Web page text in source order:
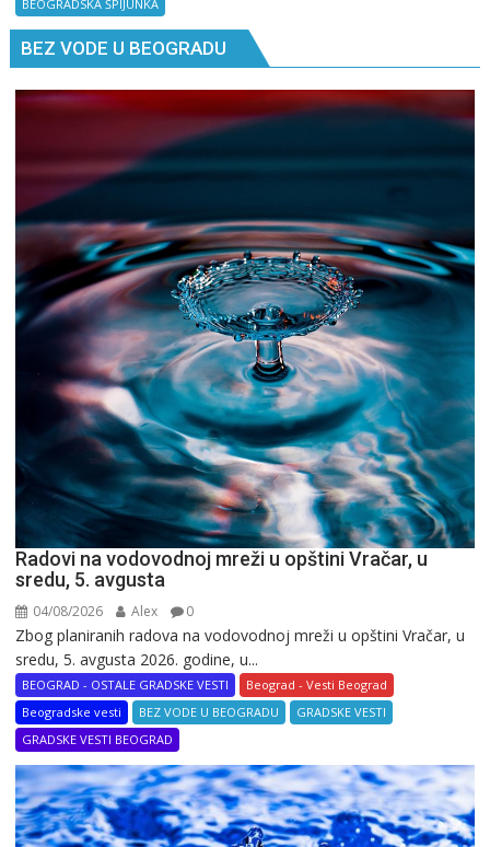
BEOGRADSKA ŠPIJUNKA
BEZ VODE U BEOGRADU
Radovi na vodovodnoj mreži u opštini Vračar, u
sredu, 5. avgusta
04/08/2026 Alex 0
Zbog planiranih radova na vodovodnoj mreži u opštini Vračar, u
sredu, 5. avgusta 2026. godine, u...
BEOGRAD - OSTALE GRADSKE VESTI
Beograd - Vesti Beograd
Beogradske vesti
BEZ VODE U BEOGRADU
GRADSKE VESTI
GRADSKE VESTI BEOGRAD